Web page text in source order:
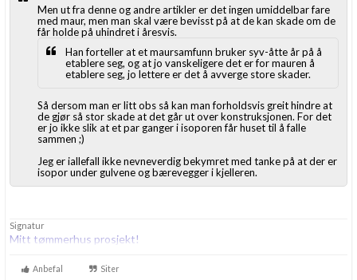
Men ut fra denne og andre artikler er det ingen umiddelbar fare
med maur, men man skal være bevisst på at de kan skade om de
får holde på uhindret i åresvis.
Han forteller at et maursamfunn bruker syv-åtte år på å
etablere seg, og at jo vanskeligere det er for mauren å
etablere seg, jo lettere er det å avverge store skader.
Så dersom man er litt obs så kan man forholdsvis greit hindre at
de gjør så stor skade at det går ut over konstruksjonen. For det
er jo ikke slik at et par ganger i isoporen får huset til å falle
sammen ;)
Jeg er iallefall ikke nevneverdig bekymret med tanke på at der er
isopor under gulvene og bærevegger i kjelleren.
Signatur
Mitt tømmerhus prosjekt!
Anbefal Siter